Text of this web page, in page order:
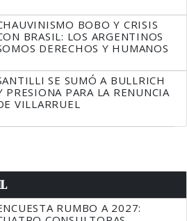
BOBO Y CRISIS
BRASIL: LOS ARGENTINOS
DERECHOS Y HUMANOS
SE SUMÓ A BULLRICH
PRESIONA PARA LA RENUNCIA
VILLARRUEL
RUMBO A 2027: